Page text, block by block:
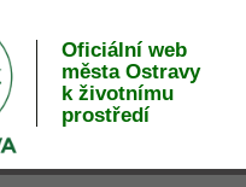
Oficiální web
města Ostravy
k životnímu
prostředí